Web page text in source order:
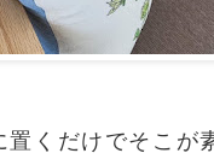
置くだけでそこが